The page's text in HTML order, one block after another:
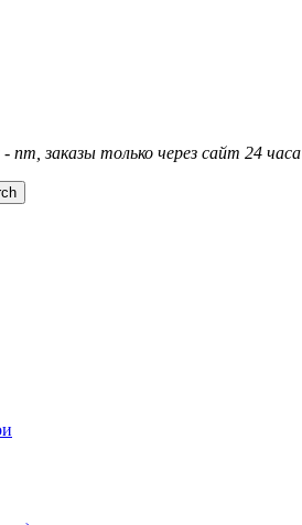
- пт, заказы только через сайт 24 часа